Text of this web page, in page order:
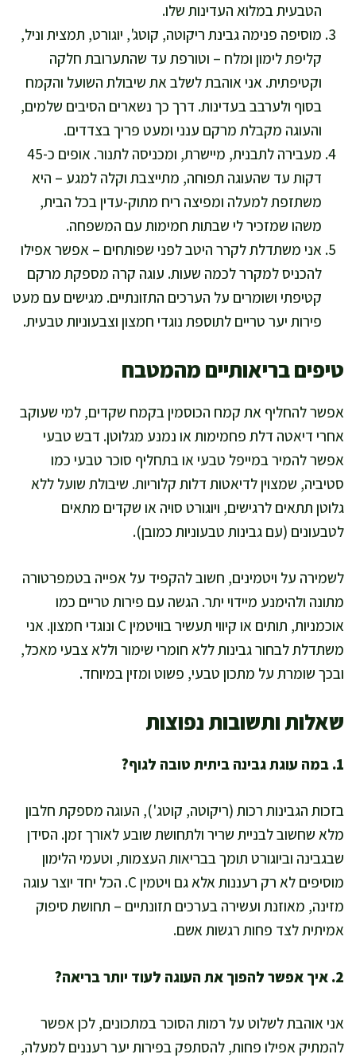
הטבעית במלוא העדינות שלו.
מוסיפה פנימה גבינת ריקוטה, קוטג', יוגורט, תמצית וניל,
קליפת לימון ומלח – וטורפת עד שהתערובת חלקה
וקטיפתית. אני אוהבת לשלב את שיבולת השועל והקמח
בסוף ולערבב בעדינות. דרך כך נשארים הסיבים שלמים,
והעוגה מקבלת מרקם ענני ומעט פריך בצדדים.
מעבירה לתבנית, מיישרת, ומכניסה לתנור. אופים כ-45
דקות עד שהעוגה תפוחה, מתייצבת וקלה למגע – היא
משתזפת למעלה ומפיצה ריח מתוק-עדין בכל הבית,
משהו שמזכיר לי שבתות חמימות עם המשפחה.
אני משתדלת לקרר היטב לפני שפותחים – אפשר אפילו
להכניס למקרר לכמה שעות. עוגה קרה מספקת מרקם
קטיפתי ושומרים על הערכים התזונתיים. מגישים עם מעט
פירות יער טריים לתוספת נוגדי חמצון וצבעוניות טבעית.
טיפים בריאותיים מהמטבח
אפשר להחליף את קמח הכוסמין בקמח שקדים, למי שעוקב
אחרי דיאטה דלת פחמימות או נמנע מגלוטן. דבש טבעי
אפשר להמיר במייפל טבעי או בתחליף סוכר טבעי כמו
סטיביה, שמצוין לדיאטות דלות קלוריות. שיבולת שועל ללא
גלוטן תתאים לרגישים, ויוגורט סויה או שקדים מתאים
לטבעונים (עם גבינות טבעוניות כמובן).
לשמירה על ויטמינים, חשוב להקפיד על אפייה בטמפרטורה
מתונה ולהימנע מיידוי יתר. הגשה עם פירות טריים כמו
אוכמניות, תותים או קיווי תעשיר בוויטמין C ונוגדי חמצון. אני
משתדלת לבחור גבינות ללא חומרי שימור וללא צבעי מאכל,
ובכך שומרת על מתכון טבעי, פשוט ומזין במיוחד.
שאלות ותשובות נפוצות
1. במה עוגת גבינה ביתית טובה לגוף?
בזכות הגבינות רכות (ריקוטה, קוטג'), העוגה מספקת חלבון
מלא שחשוב לבניית שריר ולתחושת שובע לאורך זמן. הסידן
שבגבינה וביוגורט תומך בבריאות העצמות, וטעמי הלימון
מוסיפים לא רק רעננות אלא גם ויטמין C. הכל יחד יוצר עוגה
מזינה, מאוזנת ועשירה בערכים תזונתיים – תחושת סיפוק
אמיתית לצד פחות רגשות אשם.
2. איך אפשר להפוך את העוגה לעוד יותר בריאה?
אני אוהבת לשלוט על רמות הסוכר במתכונים, לכן אפשר
להמתיק אפילו פחות, להסתפק בפירות יער רעננים למעלה,